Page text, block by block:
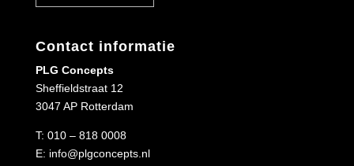
Contact informatie
PLG Concepts
Sheffieldstraat 12
3047 AP Rotterdam
T: 010 – 818 0008
E: info@plgconcepts.nl